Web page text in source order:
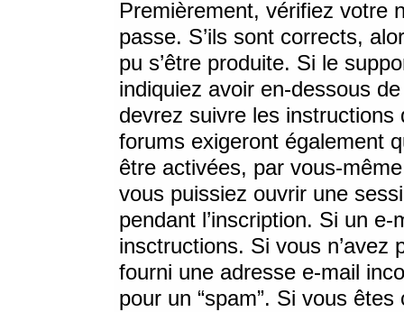
Premièrement, vérifiez votre
passe. S’ils sont corrects,
pu s’être produite. Si le
indiquiez avoir en-dessous
devrez suivre les
forums exigeront également
être activées, par vous-
vous puissiez ouvrir une
pendant l’inscription. Si un
insctructions. Si vous n’avez
fourni une adresse e-mail
pour un “spam”. Si vous